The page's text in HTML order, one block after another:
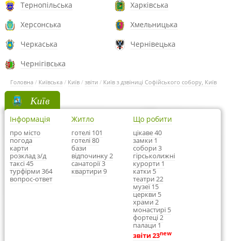
Тернопільська
Харківська
Херсонська
Хмельницька
Черкаська
Чернівецька
Чернігівська
Головна / Київська / Київ / звіти / Київ з дзвіниці Софійського собору, Київ
Київ
Інформація
про місто
погода
карти
розклад з/д
таксі 45
турфірми 364
вопрос-ответ
Житло
готелі 101
готелі 80
бази
відпочинку 2
санаторії 3
квартири 9
Що робити
цікаве 40
замки 1
собори 3
гірськолижні
курорти 1
катки 5
театри 22
музеї 15
церкви 5
храми 2
монастирі 5
фортеці 2
палаци 1
звіти 23new